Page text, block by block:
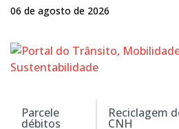
06 de agosto de 2026
Parcele
débitos
Reciclagem
CNH